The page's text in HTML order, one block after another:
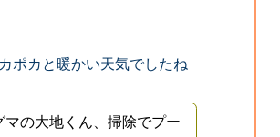
ポカと暖かい天気でしたね
の大地くん、掃除でプー